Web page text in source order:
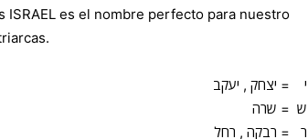
es el nombre perfecto para nuestro
י = יצחק , יעקב
ש = שרה
ר = רבקה , רחל